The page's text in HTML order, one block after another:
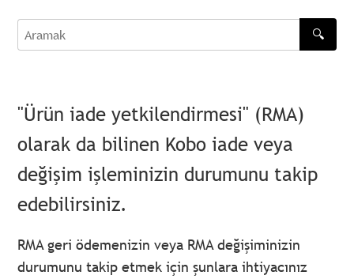
Aramak
🔍
"Ürün iade yetkilendirmesi" (RMA)
olarak da bilinen Kobo iade veya
değişim işleminizin durumunu takip
edebilirsiniz.
RMA geri ödemenizin veya RMA değişiminizin
durumunu takip etmek için şunlara ihtiyacınız